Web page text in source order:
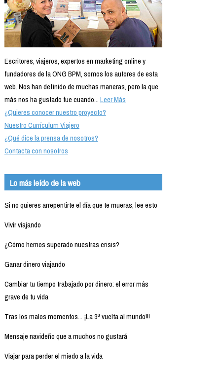
Info viajeros
Contactar
Escritores, viajeros, expertos en marketing online y
fundadores de la ONG BPM, somos los autores de esta
web. Nos han definido de muchas maneras, pero la que
más nos ha gustado fue cuando...Leer Más
¿Quieres conocer nuestro proyecto?
Nuestro Currículum Viajero
¿Qué dice la prensa de nosotros?
Contacta con nosotros
Lo más leído de la web
Si no quieres arrepentirte el día que te mueras, lee esto
Vivir viajando
¿Cómo hemos superado nuestras crisis?
Ganar dinero viajando
Cambiar tu tiempo trabajado por dinero: el error más
grave de tu vida
Tras los malos momentos... ¡La 3ª vuelta al mundo!!!
Mensaje navideño que a muchos no gustará
Viajar para perder el miedo a la vida